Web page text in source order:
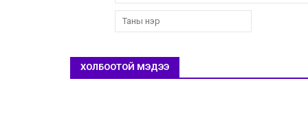
ХОЛБООТОЙ МЭДЭЭ